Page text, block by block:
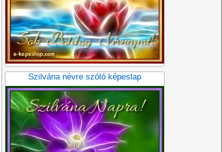
Szilvána névre szóló képeslap